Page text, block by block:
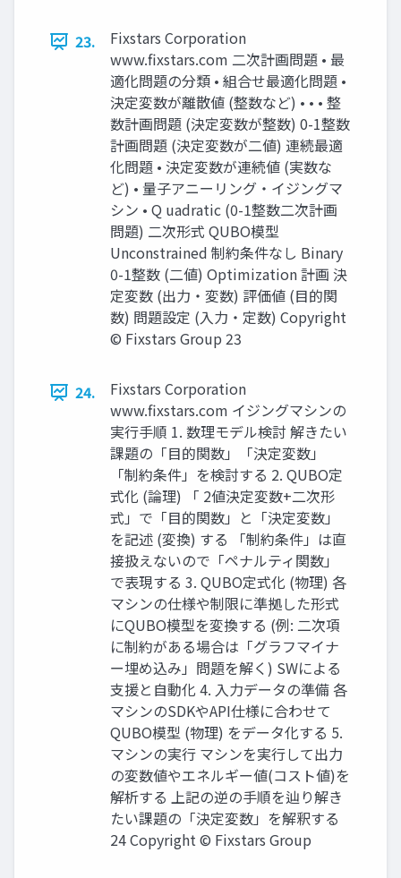
23.
Fixstars Corporation
www.fixstars.com 二次計画問題 • 最
適化問題の分類 • 組合せ最適化問題 •
決定変数が離散値 (整数など) • • • 整
数計画問題 (決定変数が整数) 0-1整数
計画問題 (決定変数が二値) 連続最適
化問題 • 決定変数が連続値 (実数な
ど) • 量子アニーリング・イジングマ
シン • Q uadratic (0-1整数二次計画
問題) 二次形式 QUBO模型
Unconstrained 制約条件なし Binary
0-1整数 (二値) Optimization 計画 決
定変数 (出力・変数) 評価値 (目的関
数) 問題設定 (入力・定数) Copyright
© Fixstars Group 23
24.
Fixstars Corporation
www.fixstars.com イジングマシンの
実行手順 1. 数理モデル検討 解きたい
課題の「目的関数」「決定変数」
「制約条件」を検討する 2. QUBO定
式化 (論理) 「 2値決定変数+二次形
式」で「目的関数」と「決定変数」
を記述 (変換) する 「制約条件」は直
接扱えないので「ペナルティ関数」
で表現する 3. QUBO定式化 (物理) 各
マシンの仕様や制限に準拠した形式
にQUBO模型を変換する (例: 二次項
に制約がある場合は「グラフマイナ
ー埋め込み」問題を解く) SWによる
支援と自動化 4. 入力データの準備 各
マシンのSDKやAPI仕様に合わせて
QUBO模型 (物理) をデータ化する 5.
マシンの実行 マシンを実行して出力
の変数値やエネルギー値(コスト値)を
解析する 上記の逆の手順を辿り解き
たい課題の「決定変数」を解釈する
24 Copyright © Fixstars Group